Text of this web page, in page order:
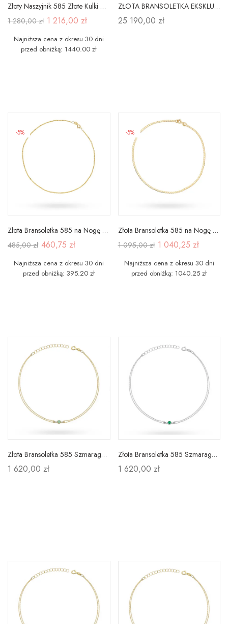
Złoty Naszyjnik 585 Złote Kulki Diamentowane
1 280,00 zł 1 216,00 zł
Najniższa cena z okresu 30 dni
przed obniżką: 1440.00 zł
ZŁOTA BRANSOLETKA EKSKLUZYWNA SZMARAGDY DIAMENTY
25 190,00 zł
-5%
Złota Bransoletka 585 na Nogę Singapur Diament
485,00 zł 460,75 zł
Najniższa cena z okresu 30 dni
przed obniżką: 395.20 zł
-5%
Złota Bransoletka 585 na Nogę Pancerka
1 095,00 zł 1 040,25 zł
Najniższa cena z okresu 30 dni
przed obniżką: 1040.25 zł
Złota Bransoletka 585 Szmaragd i Brylanty
1 620,00 zł
Złota Bransoletka 585 Szmaragd Brylanty BZ
1 620,00 zł